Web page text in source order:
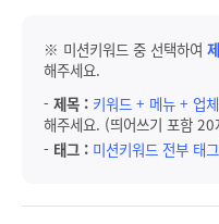
※ 미션키워드 중 선택하여
해주세요.
- 제목 : 키워드 + 메뉴 + 업
해주세요. (띄어쓰기 포함 20
- 태그 : 미션키워드 전부 태